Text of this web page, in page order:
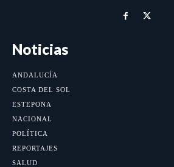
Noticias
ANDALUCÍA
COSTA DEL SOL
ESTEPONA
NACIONAL
POLÍTICA
REPORTAJES
SALUD